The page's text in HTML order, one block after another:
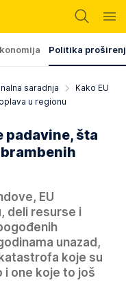
Politika
saradnja
Kako EU
u regionu
padavine, šta
EU
deli resurse i
unazad,
koje su
i one koje to još